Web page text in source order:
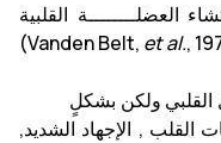
العضلــــــــة القلبية
(Vanden Belt, et al.,
القلب , الإجهاد الشديد,